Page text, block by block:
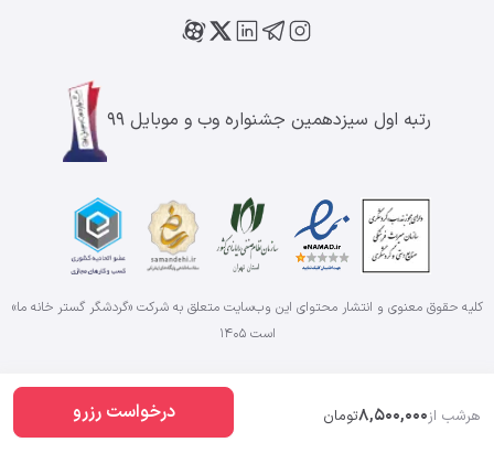
هرشب از8,500,000تومان درخواست رزرو
رتبه اول سیزدهمین جشنواره وب و موبایل ۹۹
کلیه حقوق معنوی و انتشار محتوای این وب‌سایت متعلق به شرکت «گردشگر گستر خانه ما»
است۱۴۰۵